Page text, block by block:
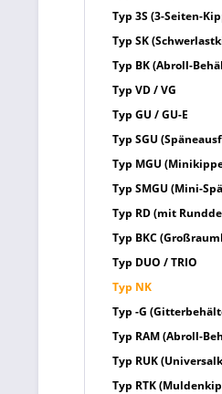
Typ 3S (3-Seiten-
Typ SK
Typ BK (Abroll-
Typ VD / VG
Typ GU / GU-E
Typ SGU
Typ MGU
Typ SMGU (Mini-
Typ RD (mit
Typ BKC
Typ DUO / TRIO
Typ NK
Typ -G
Typ RAM (Abroll-
Typ RUK
Typ RTK